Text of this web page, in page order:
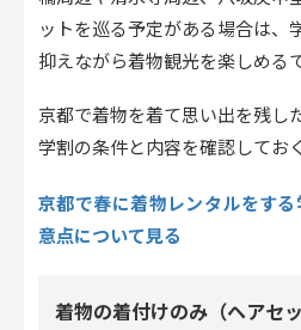
ットを巡る予定がある場合は、
抑えながら着物観光を楽しめる
京都で着物を着て思い出を残し
学割の条件と内容を確認してお
京都で春に着物レンタルをす
意点について見る
着物の着付けのみ（ヘアセ